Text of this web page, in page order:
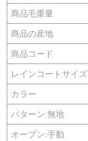
商品毛重量
商品の産地
商品コード
レインコートサイズ
カラー
パターン:無地
オープン:手動